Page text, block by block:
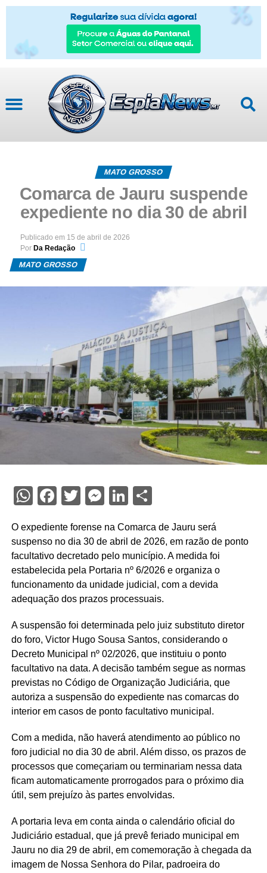
MATO GROSSO
Comarca de Jauru suspende
expediente no dia 30 de abril
Publicado em 15 de abril de 2026
Por Da Redação
MATO GROSSO
WhatsApp
Facebook
TwitterMessenger
LinkedIn
O expediente forense na Comarca de Jauru será
suspenso no dia 30 de abril de 2026, em razão de ponto
facultativo decretado pelo município. A medida foi
estabelecida pela Portaria nº 6/2026 e organiza o
funcionamento da unidade judicial, com a devida
adequação dos prazos processuais.
A suspensão foi determinada pelo juiz substituto diretor
do foro, Victor Hugo Sousa Santos, considerando o
Decreto Municipal nº 02/2026, que instituiu o ponto
facultativo na data. A decisão também segue as normas
previstas no Código de Organização Judiciária, que
autoriza a suspensão do expediente nas comarcas do
interior em casos de ponto facultativo municipal.
Com a medida, não haverá atendimento ao público no
foro judicial no dia 30 de abril. Além disso, os prazos de
processos que começariam ou terminariam nessa data
ficam automaticamente prorrogados para o próximo dia
útil, sem prejuízo às partes envolvidas.
A portaria leva em conta ainda o calendário oficial do
Judiciário estadual, que já prevê feriado municipal em
Jauru no dia 29 de abril, em comemoração à chegada da
imagem de Nossa Senhora do Pilar, padroeira do